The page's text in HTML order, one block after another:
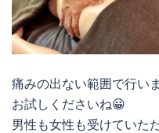
痛みの出ない範囲で行い
お試しくださいね😀
男性も女性も受けていた